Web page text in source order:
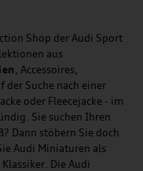
Shop der Audi Sport
aus
, Accessoires,
der Suche nach einer
oder Fleecejacke - im
Sie suchen Ihren
Dann stöbern Sie doch
Audi Miniaturen als
Die Audi